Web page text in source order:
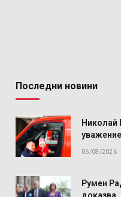
Последни новини
Николай
06/08/2026
Румен